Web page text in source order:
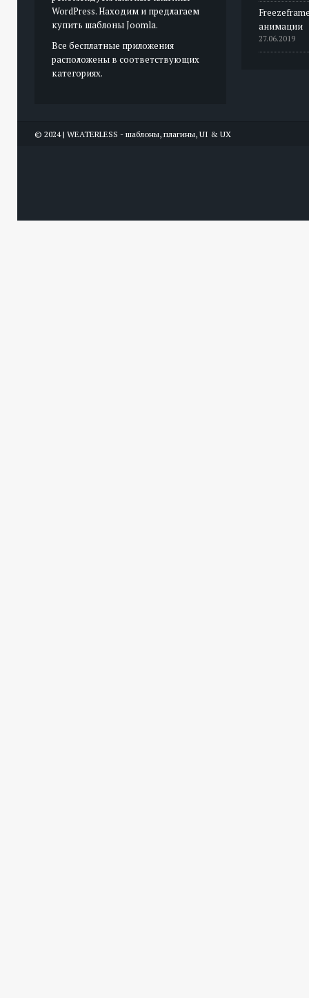
WordPress. Находим и предлагаем
купить шаблоны Joomla.
Все бесплатные приложения
расположены в соответствующих
категориях.
анимации
27.06.2019
© 2024 | WEATERLESS - шаблоны, плагины, UI & UX